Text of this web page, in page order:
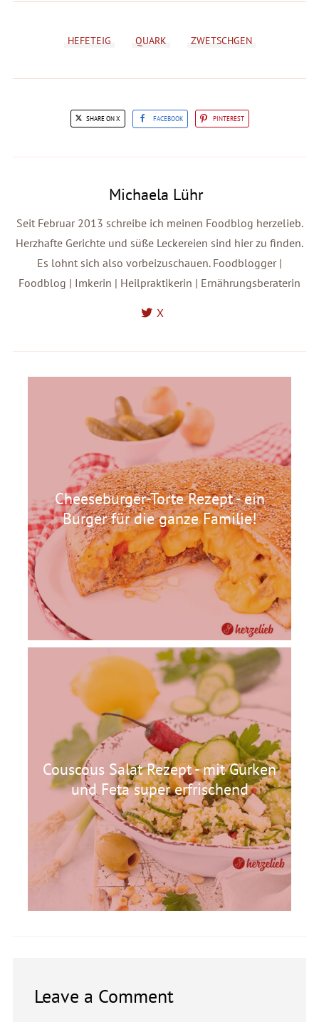
HEFETEIG QUARK ZWETSCHGEN
SHARE ON X FACEBOOK PINTEREST
Michaela Lühr
Seit Februar 2013 schreibe ich meinen Foodblog herzelieb.
Herzhafte Gerichte und süße Leckereien sind hier zu finden.
Es lohnt sich also vorbeizuschauen. Foodblogger |
Foodblog | Imkerin | Heilpraktikerin | Ernährungsberaterin
X
Cheeseburger-Torte Rezept - ein
Burger für die ganze Familie!
Couscous Salat Rezept - mit Gurken
und Feta super erfrischend
Leave a Comment